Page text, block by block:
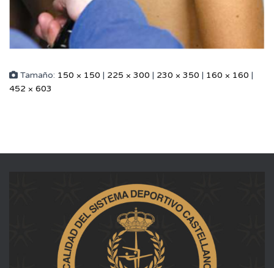
Tamaño: 150 × 150 | 225 × 300 | 230 × 350 | 160 × 160 |
452 × 603